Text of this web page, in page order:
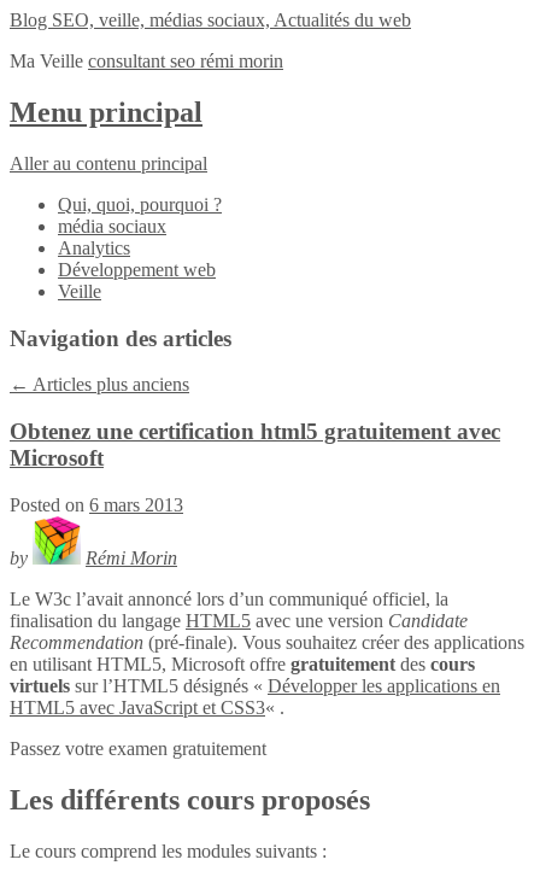
Blog SEO, veille, médias sociaux, Actualités du web
Ma Veille consultant seo rémi morin
Menu principal
Aller au contenu principal
Qui, quoi, pourquoi ?
média sociaux
Analytics
Développement web
Veille
Navigation des articles
← Articles plus anciens
Obtenez une certification html5 gratuitement avec
Microsoft
Posted on 6 mars 2013
by
Rémi Morin
Le W3c l’avait annoncé lors d’un communiqué officiel, la
finalisation du langage HTML5 avec une version Candidate
Recommendation (pré-finale). Vous souhaitez créer des applications
en utilisant HTML5, Microsoft offre gratuitement des cours
virtuels sur l’HTML5 désignés « Développer les applications en
HTML5 avec JavaScript et CSS3« .
Passez votre examen gratuitement
Les différents cours proposés
Le cours comprend les modules suivants :